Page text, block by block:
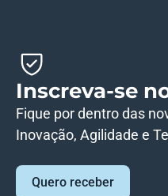
Inscreva-se
Fique por dentro das
Inovação, Agilidade e
Quero receber